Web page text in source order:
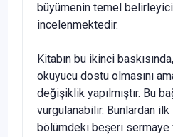
büyümenin temel
incelenmektedir.
Kitabın bu ikinci
okuyucu dostu olmasını
değişiklik yapılmıştır. Bu
vurgulanabilir. Bunlardan
bölümdeki beşeri sermaye